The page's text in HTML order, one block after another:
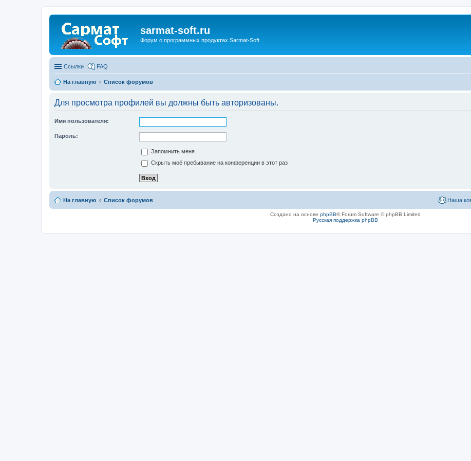
sarmat-soft.ru
Форум о программных продуктах Sarmat-Soft
Ссылки FAQ
На главную Список форумов
Для просмотра профилей вы должны быть авторизованы.
Имя пользователя:
Пароль:
Запомнить меня
Скрыть моё пребывание на конференции в этот раз
На главную Список форумов Наша
Создано на основе phpBB® Forum Software © phpBB Limited
Русская поддержка phpBB